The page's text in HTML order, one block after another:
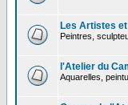
Les Artistes
Peintres,
l'Atelier du
Aquarelles,